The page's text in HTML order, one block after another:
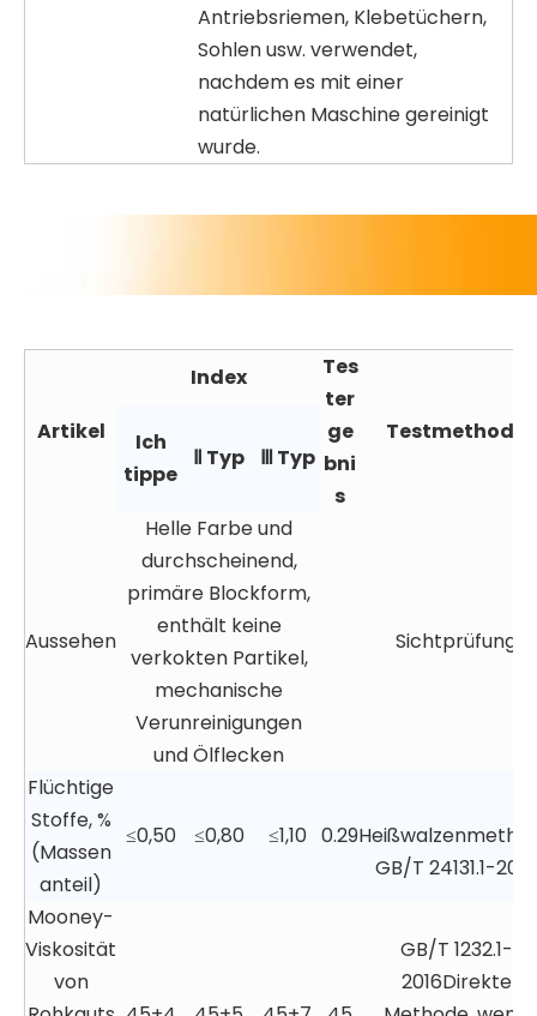
Antriebsriemen, Klebetüchern,
Sohlen usw. verwendet,
nachdem es mit einer
natürlichen Maschine gereinigt
wurde.
Artikel
Index
Tes
ter
ge
bni
s
Testmethode
Ich
tippe
Ⅱ Typ Ⅲ Typ
Aussehen
Helle Farbe und
durchscheinend,
primäre Blockform,
enthält keine
verkokten Partikel,
mechanische
Verunreinigungen
und Ölflecken
Sichtprüfung
Flüchtige
Stoffe, %
(Massen
anteil)
≤0,50 ≤0,80 ≤1,10 0.29
GB/T 24131.1-2018
Mooney-
Viskosität
von
GB/T 1232.1-
2016Direkte